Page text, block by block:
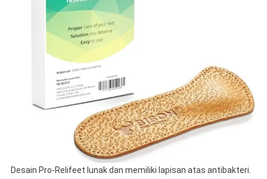
Desain Pro-Relifeet lunak dan memiliki lapisan atas antibakteri.